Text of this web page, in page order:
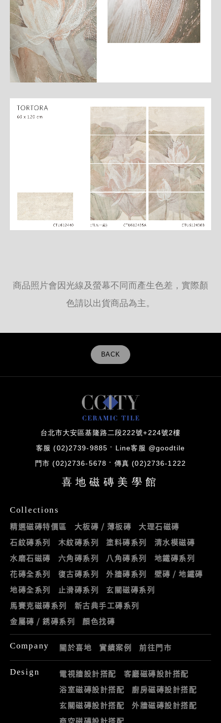
商品照片會因光線及螢幕不同而產生色差，實際顏
色請以出貨商品為主。
BACK
台北市大安區基隆路二段222號+224號2樓
客服 (02)2739-9885 Line客服 @goodtile
門市 (02)2736-5678 傳真 (02)2736-1222
喜地磁磚美學館
Collections
精選磁磚特價區 大板磚 / 薄板磚
大理石磁磚
石紋磚系列
木紋磚系列 塗料磚系列
清水模磁磚
水磨石磁磚
六角磚系列 八角磚系列
地鐵磚系列
花磚全系列
復古磚系列 外牆磚系列
壁磚 / 地鐵磚
地磚全系列
止滑磚系列
玄關磁磚系列
馬賽克磁磚系列
新古典手工磚系列
金屬磚 / 銹磚系列
顏色找磚
Company 關於喜地 實績案例 前往門市
Design 電視牆設計搭配
客廳磁磚設計搭配
浴室磁磚設計搭配
廚房磁磚設計搭配
玄關磁磚設計搭配
外牆磁磚設計搭配